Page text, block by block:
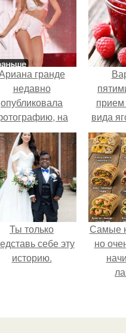
гранде
недавно
опубликовала
на
которой она
вместе
из своих
поклонниц.
прием
вида
все
Ты только
себе эту
историю.
Самые
но